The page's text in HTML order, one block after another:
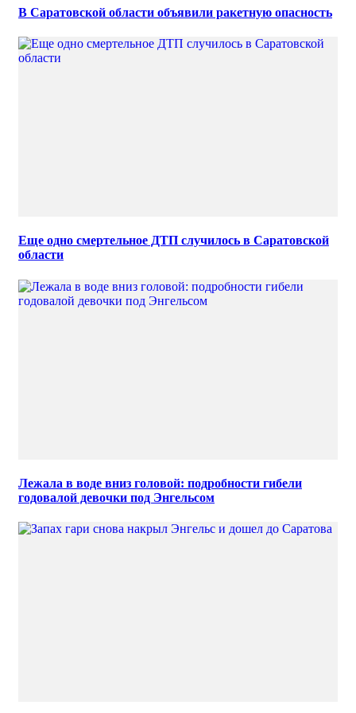
В Саратовской области объявили ракетную опасность
Еще одно смертельное ДТП случилось в Саратовской
области
Лежала в воде вниз головой: подробности гибели
годовалой девочки под Энгельсом